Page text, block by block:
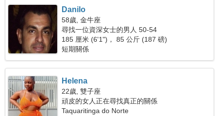
Danilo
58歲, 金牛座
尋找一位資深女士的男人 50-54
185 厘米 (6'1")， 85 公斤 (187 磅)
短期關係
Helena
22歲, 雙子座
頑皮的女人正在尋找真正的關係
Taquaritinga do Norte